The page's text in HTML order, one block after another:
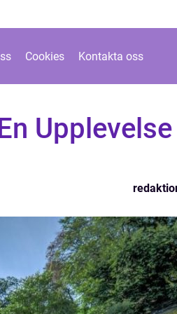
Cookies Kontakta oss
Upplevelse